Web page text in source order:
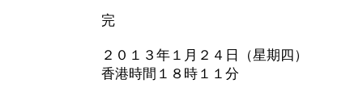
完
２０１３年１月２４日（星期四）
香港時間１８時１１分